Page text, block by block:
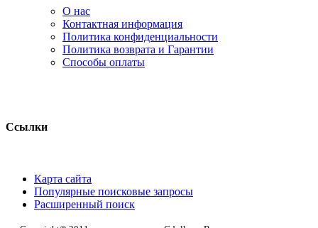
О нас
Контактная информация
Политика конфиденциальности
Политика возврата и Гарантии
Способы оплаты
Ссылки
Карта сайта
Популярные поисковые запросы
Расширенный поиск